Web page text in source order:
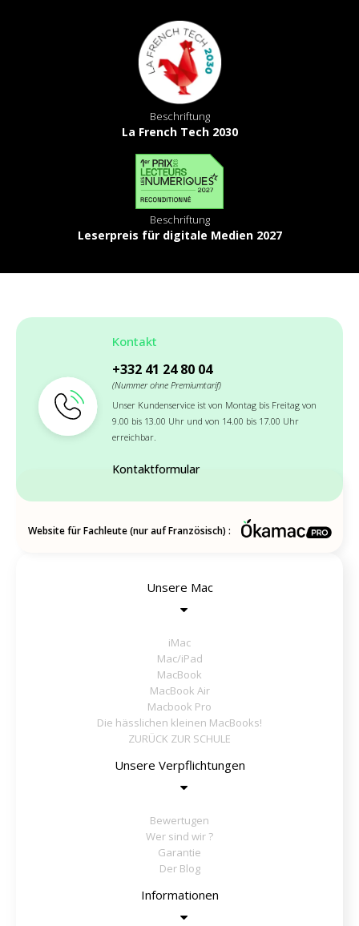
Beschriftung
La French Tech 2030
Beschriftung
Leserpreis für digitale Medien 2027
Kontakt
+332 41 24 80 04
(Nummer ohne Premiumtarif)
Unser Kundenservice ist von Montag bis Freitag von
9.00 bis 13.00 Uhr und von 14.00 bis 17.00 Uhr
erreichbar.
Kontaktformular
Website für Fachleute (nur auf Französisch) :
Unsere Mac
iMac
Mac/iPad
MacBook
MacBook Air
Macbook Pro
Die hässlichen kleinen MacBooks!
ZURÜCK ZUR SCHULE
Unsere Verpflichtungen
Bewertugen
Wer sind wir ?
Garantie
Der Blog
Informationen